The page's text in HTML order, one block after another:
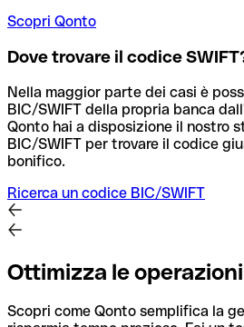
Scopri Qonto
Dove trovare il codice
Nella maggior parte dei casi è
BIC/SWIFT della propria banca
Qonto hai a disposizione il nostro
BIC/SWIFT per trovare il codice
bonifico.
Ricerca un codice BIC/SWIFT
Ottimizza le
Scopri come Qonto semplifica la